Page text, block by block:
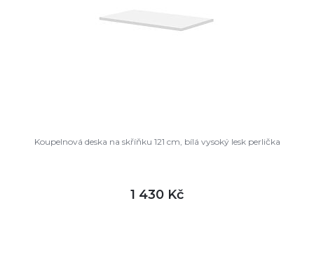
Koupelnová deska na skříňku 121 cm, bílá vysoký lesk perlička
1 430 Kč